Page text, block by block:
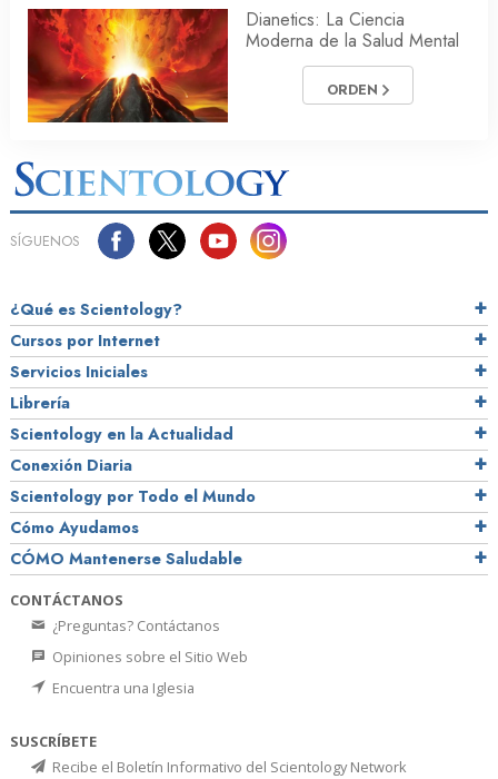
Dianetics: La Ciencia
Moderna de la Salud Mental
ORDEN
SÍGUENOS
¿Qué es Scientology?
Cursos por Internet
Servicios Iniciales
Librería
Scientology en la Actualidad
Conexión Diaria
Scientology por Todo el Mundo
Cómo Ayudamos
CÓMO Mantenerse Saludable
CONTÁCTANOS
¿Preguntas? Contáctanos
Opiniones sobre el Sitio Web
Encuentra una Iglesia
SUSCRÍBETE
Recibe el Boletín Informativo del Scientology Network